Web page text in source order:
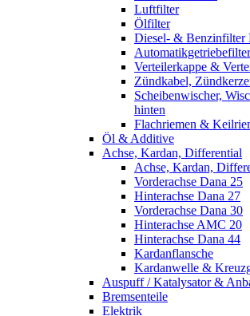
Luftfilter
Ölfilter
Diesel- & Benzinfilter
Verteilerkappe &
Zündkabel,
Scheibenwischer,
hinten
Flachriemen &
Öl & Additive
Achse, Kardan, Differential
Achse, Kardan,
Vorderachse Dana 25
Hinterachse Dana 27
Vorderachse Dana 30
Hinterachse AMC 20
Hinterachse Dana 44
Kardanflansche
Kardanwelle &
Auspuff / Katalysator &
Bremsenteile
Elektrik